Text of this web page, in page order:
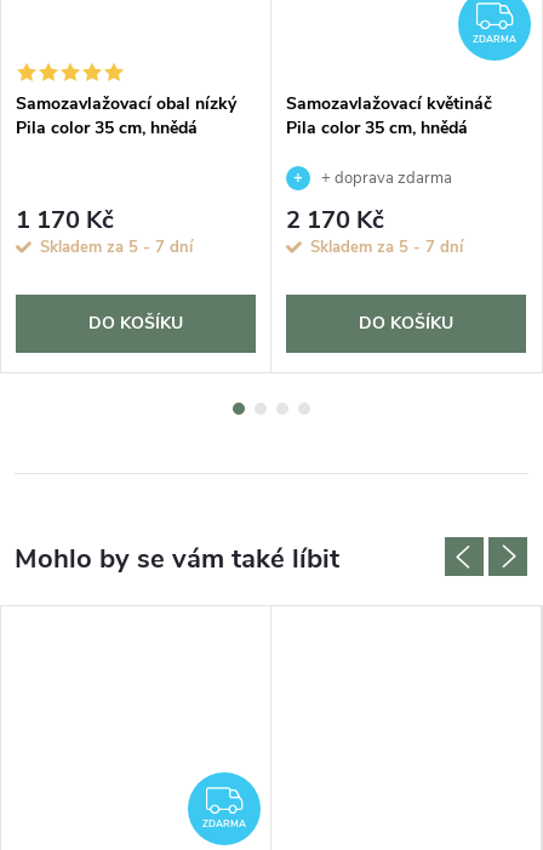
Samozavlažovací obal nízký
Pila color 35 cm, hnědá
1 170 Kč
Skladem za 5 - 7 dní
DO KOŠÍKU
ZDARMA
Samozavlažovací květináč
Pila color 35 cm, hnědá
+ doprava zdarma
2 170 Kč
Skladem za 5 - 7 dní
DO KOŠÍKU
ZDARMA
ZDARMA